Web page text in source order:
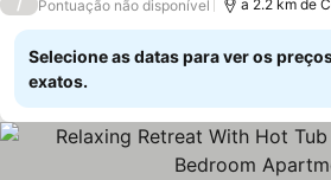
/ Pontuação não disponível a 2.2 km de
Selecione as datas para ver os
exatos.